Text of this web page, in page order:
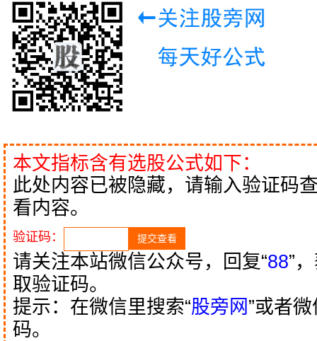
本文指标含有选股公式如下：
此处内容已被隐藏，请输入验证码
看内容。
验证码：
请关注本站微信公众号，回复“88”
取验证码。
提示：在微信里搜索“股旁网 ”或者
码。